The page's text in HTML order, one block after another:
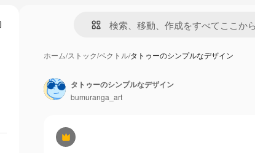
ホーム/ストック/ベクトル/タトゥーのシンプルなデザイン
Premium
タトゥーのシンプルなデザイン
bumuranga_art